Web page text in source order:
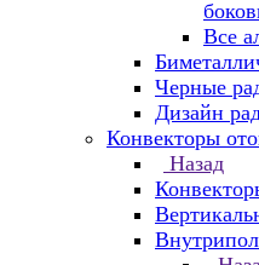
Все
Черные
Дизайн
Конвекторы
Назад